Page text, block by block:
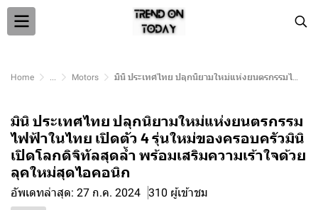
Home ... Motors มินิ ประเทศไทย ปลุกนิยามใหม่แห่งยนตรกรรมไฟฟ้าในไทย เปิดตัว 4 รุ่นใหม่ของครอบครัวมินิ เปิดโลกดิจิทัลสุดล้ำ พร้อมเสริมความเร้าใจด้วยลุคใหม่สุดไอคอนิก
มินิ ประเทศไทย ปลุกนิยามใหม่แห่งยนตรกรรม
ไฟฟ้าในไทย เปิดตัว 4 รุ่นใหม่ของครอบครัวมินิ
เปิดโลกดิจิทัลสุดล้ำ พร้อมเสริมความเร้าใจด้วย
ลุคใหม่สุดไอคอนิก
อัพเดทล่าสุด: 27 ก.ค. 2024 310 ผู้เข้าชม